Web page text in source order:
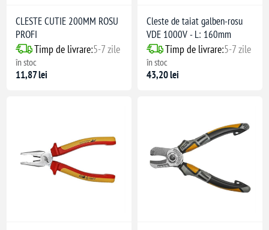
CLESTE CUTIE 200MM ROSU
PROFI
Timp de livrare:5-7 zile
în stoc
11,87 lei
Cleste de taiat galben-rosu
VDE 1000V - L: 160mm
Timp de livrare:5-7 zile
în stoc
43,20 lei